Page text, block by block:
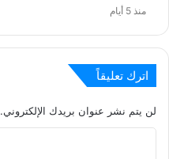
منذ 5 أيام
اترك تعليقاً
لن يتم نشر عنوان بريدك الإلكتروني.